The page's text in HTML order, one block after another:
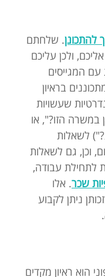
להתכונן. שלחתם
ולכן עליכם
המגייסים
בראיון
שעשויות
במשרה הזו?", או
לשאלות
וכן, גם לשאלות
לתחילת עבודה,
שכר. אלו
ניתן לקבוע
הוא ראיון מקדים